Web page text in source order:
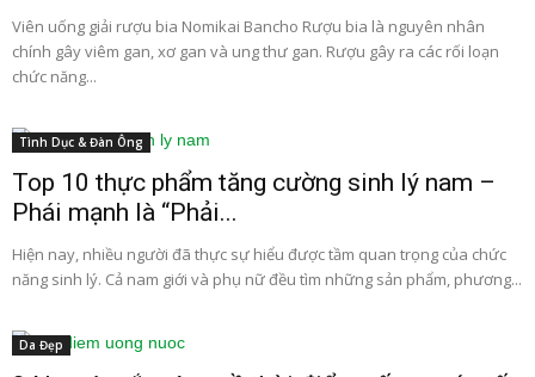
Viên uống giải rượu bia Nomikai Bancho Rượu bia là nguyên nhân
chính gây viêm gan, xơ gan và ung thư gan. Rượu gây ra các rối loạn
chức năng...
Tình Dục & Đàn Ông
Top 10 thực phẩm tăng cường sinh lý nam –
Phái mạnh là “Phải...
Hiện nay, nhiều người đã thực sự hiểu được tầm quan trọng của chức
năng sinh lý. Cả nam giới và phụ nữ đều tìm những sản phẩm, phương...
Da Đẹp